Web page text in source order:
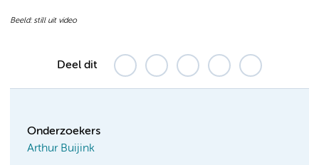
Beeld: still uit video
Deel dit
Onderzoekers
Arthur Buijink